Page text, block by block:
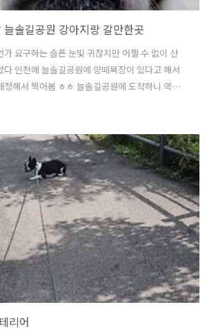
솔길공원 강아지랑 갈만한곳
가 요구하는 슬픈 눈빛 귀찮지만 어쩔 수 없이 산
다 인천에 늘솔길공원에 양떼목장이 있다고 해서
정해서 찍어봄 ㅎㅎ 늘솔길공원에 도착하니 역시
거는 더워서 누워있는 게 아니고 본인이 바라보는
원하는 곳으로 가줬더니 본인이 가고 싶은 곳이
그래도 버티면 보통 오긴 하는데 심할 경우는 가
으로 갈 생각이 없다는 의지로 반대쪽을 바라보
양에게 끌리는 순이 서로 눈싸움하고 있어요. 잠
하고 가면 참 좋은데 한번 끌리기 시작하면 그 자
리어